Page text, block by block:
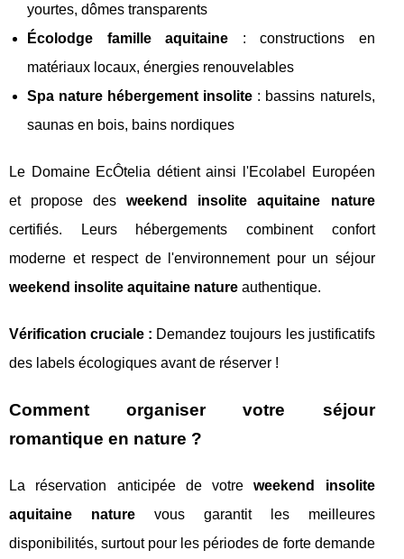
yourtes, dômes transparents
Écolodge famille aquitaine : constructions en
matériaux locaux, énergies renouvelables
Spa nature hébergement insolite : bassins naturels,
saunas en bois, bains nordiques
Le Domaine EcÔtelia détient ainsi l'Ecolabel Européen
et propose desweekend insolite aquitaine nature
certifiés. Leurs hébergements combinent confort
moderne et respect de l'environnement pour un séjour
weekend insolite aquitaine nature authentique.
Vérification cruciale : Demandez toujours les justificatifs
des labels écologiques avant de réserver !
Comment organiser votre séjour
romantique en nature ?
La réservation anticipée de votreweekend insolite
aquitaine naturevous garantit les meilleures
disponibilités, surtout pour les périodes de forte demande